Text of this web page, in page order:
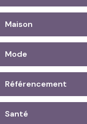
Maison
Mode
Référencement
Santé